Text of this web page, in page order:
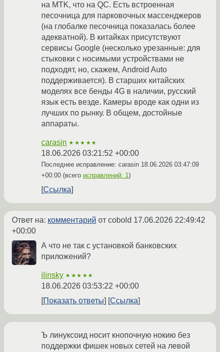
на MTK, что на QC. Есть встроенная
песочница для парковочных массенджеров
(на глобалке песочница показалась более
адекватной). В китайках присутствуют
сервисы Google (несколько урезанные: для
стыковки с носимыми устройствами не
подходят, но, скажем, Android Auto
поддерживается). В старших китайских
моделях все бенды 4G в наличии, русский
язык есть везде. Камеры вроде как одни из
лучших по рынку. В общем, достойные
аппараты.
carasin ★★★★★
18.06.2026 03:21:52 +00:00
Последнее исправление: carasin 18.06.2026 03:47:09
+00:00 (всего исправлений: 1)
Ссылка
Ответ на: комментарий от cobold 17.06.2026 22:49:42
+00:00
А что не так с установкой банковских
приложений?
ilinsky ★★★★★
18.06.2026 03:53:22 +00:00
Показать ответы
Ссылка
Ъ линуксоид носит кнопочную нокию без
поддержки фишек новых сетей на левой